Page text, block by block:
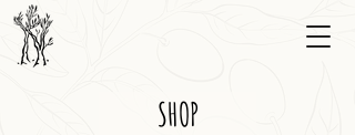
SHOP